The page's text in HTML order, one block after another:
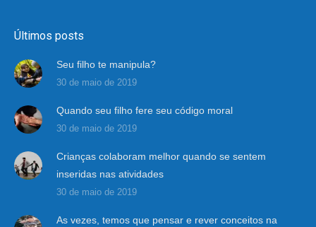
Últimos posts
Seu filho te manipula?
30 de maio de 2019
Quando seu filho fere seu código moral
30 de maio de 2019
Crianças colaboram melhor quando se sentem
inseridas nas atividades
30 de maio de 2019
As vezes, temos que pensar e rever conceitos na